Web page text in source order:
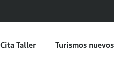
Cita Taller Turismos nuevos